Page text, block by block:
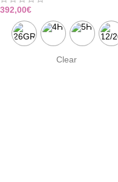
392,00€
Clear